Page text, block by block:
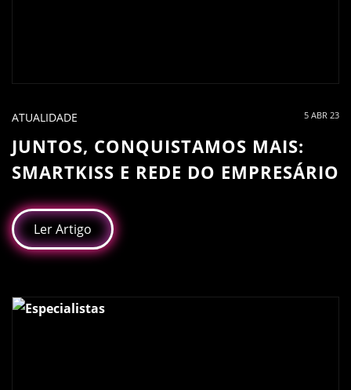
ATUALIDADE 5 ABR 23
JUNTOS, CONQUISTAMOS MAIS:
SMARTKISS E REDE DO EMPRESÁRIO
Ler Artigo